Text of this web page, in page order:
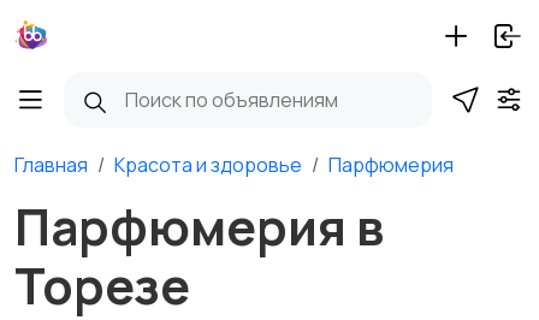
Главная Красота и здоровье Парфюмерия
Парфюмерия в
Торезе